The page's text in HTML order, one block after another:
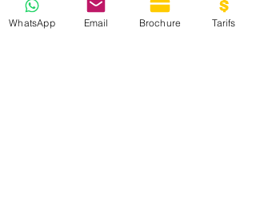
WhatsApp Email Brochure Tarifs